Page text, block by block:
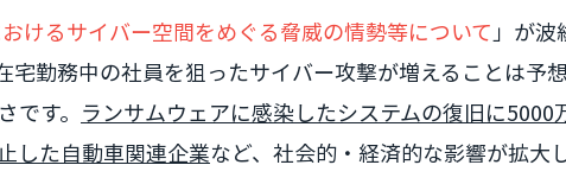
けるサイバー空間をめぐる脅威の情勢等について」が波
宅勤務中の社員を狙ったサイバー攻撃が増えることは予
す。 ランサムウェアに感染したシステムの復旧に5000
した自動車関連企業など、社会的・経済的な影響が拡大